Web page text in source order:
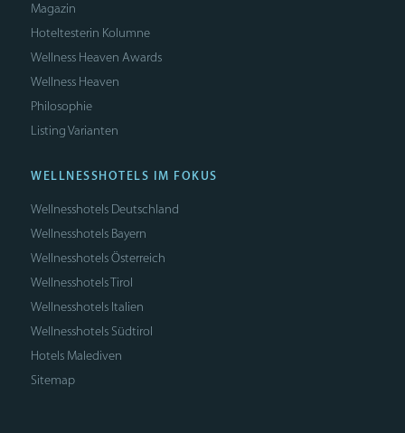
Magazin
Hoteltesterin Kolumne
Wellness Heaven Awards
Wellness Heaven
Philosophie
Listing Varianten
WELLNESSHOTELS IM FOKUS
Wellnesshotels Deutschland
Wellnesshotels Bayern
Wellnesshotels Österreich
Wellnesshotels Tirol
Wellnesshotels Italien
Wellnesshotels Südtirol
Hotels Malediven
Sitemap